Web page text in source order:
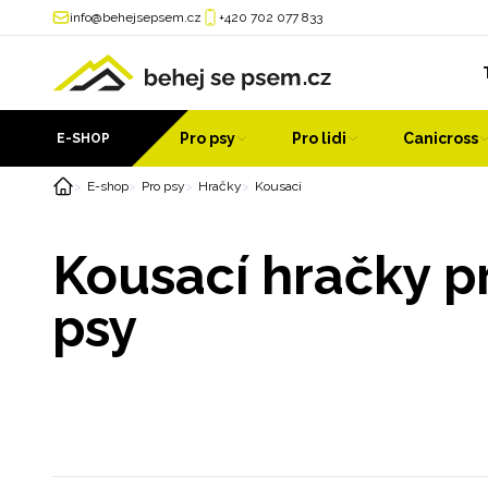
info@behejsepsem.cz +420 702 077 833
E-SHOP Pro psy Pro lidi Canicross
E-shop Pro psy Hračky Kousací
Kousací hračky
psy